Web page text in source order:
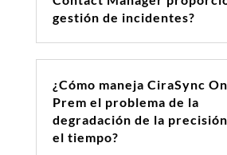
gestión de incidentes?
¿Cómo maneja CiraSync
Prem el problema de la
degradación de la
el tiempo?